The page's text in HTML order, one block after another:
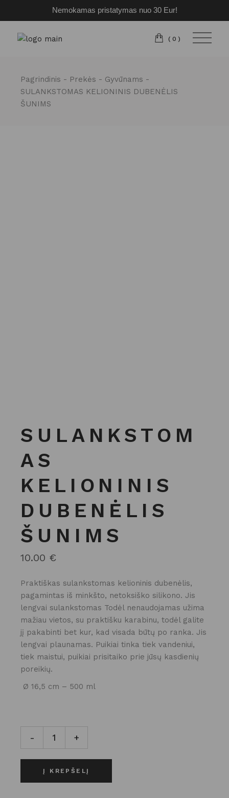
Nemokamas pristatymas nuo 30 Eur!
Pereiti
turinio
(0)
Pagrindinis Prekės
Gyvūnams
SULANKSTOMAS KELIONINIS DUBENĖLIS
ŠUNIMS
SULANKSTOM
AS
KELIONINIS
DUBENĖLIS
ŠUNIMS
10.00 €
Praktiškas sulankstomas kelioninis dubenėlis,
pagamintas iš minkšto, netoksiško silikono. Jis
lengvai sulankstomas Todėl nenaudojamas užima
mažiau vietos, su praktišku karabinu, todėl galite
jį pakabinti bet kur, kad visada būtų po ranka. Jis
lengvai plaunamas. Puikiai tinka tiek vandeniui,
tiek maistui, puikiai prisitaiko prie jūsų kasdienių
poreikių.
Ø 16,5 cm – 500 ml
SULANKSTOMAS KELIONINIS DUBENĖLIS ŠUNIMS
- +
Į KREPŠELĮ